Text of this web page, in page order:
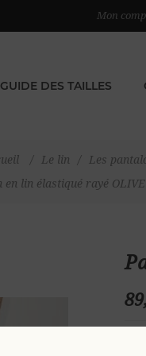
Mon
GUIDE DES TAILLES
/ Le lin / Les
en lin élastiqué rayé OLIVE